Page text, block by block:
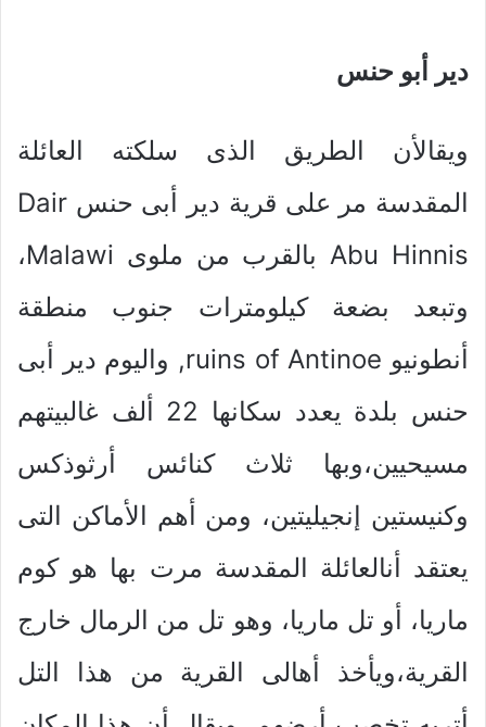
دير أبو حنس
ويقالأن الطريق الذى سلكته العائلة
المقدسة مر على قرية دير أبى حنس Dair
Abu Hinnis بالقرب من ملوى Malawi،
وتبعد بضعة كيلومترات جنوب منطقة
أنطونيو ruins of Antinoe, واليوم دير أبى
حنس بلدة يعدد سكانها 22 ألف غالبيتهم
مسيحيين،وبها ثلاث كنائس أرثوذكس
وكنيستين إنجيليتين، ومن أهم الأماكن التى
يعتقد أنالعائلة المقدسة مرت بها هو كوم
ماريا، أو تل ماريا، وهو تل من الرمال خارج
القرية،ويأخذ أهالى القرية من هذا التل